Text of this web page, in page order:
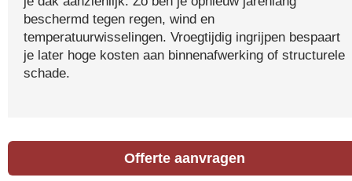
beschermd tegen regen, wind en
temperatuurwisselingen. Vroegtijdig ingrijpen bespaart
je later hoge kosten aan binnenafwerking of structurele
schade.
Offerte aanvragen